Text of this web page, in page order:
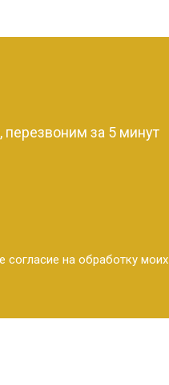
перезвоним за 5 минут
на обработку моих